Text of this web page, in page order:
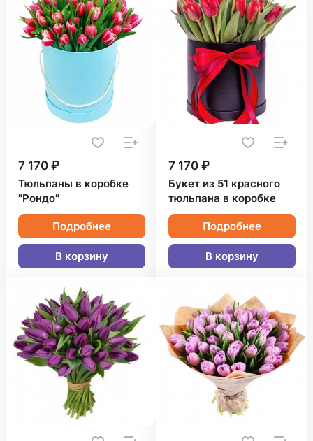
7 170 ₽
Тюльпаны в коробке
"Рондо"
Подробнее
В корзину
7 170 ₽
Букет из 51 красного
тюльпана в коробке
Подробнее
В корзину